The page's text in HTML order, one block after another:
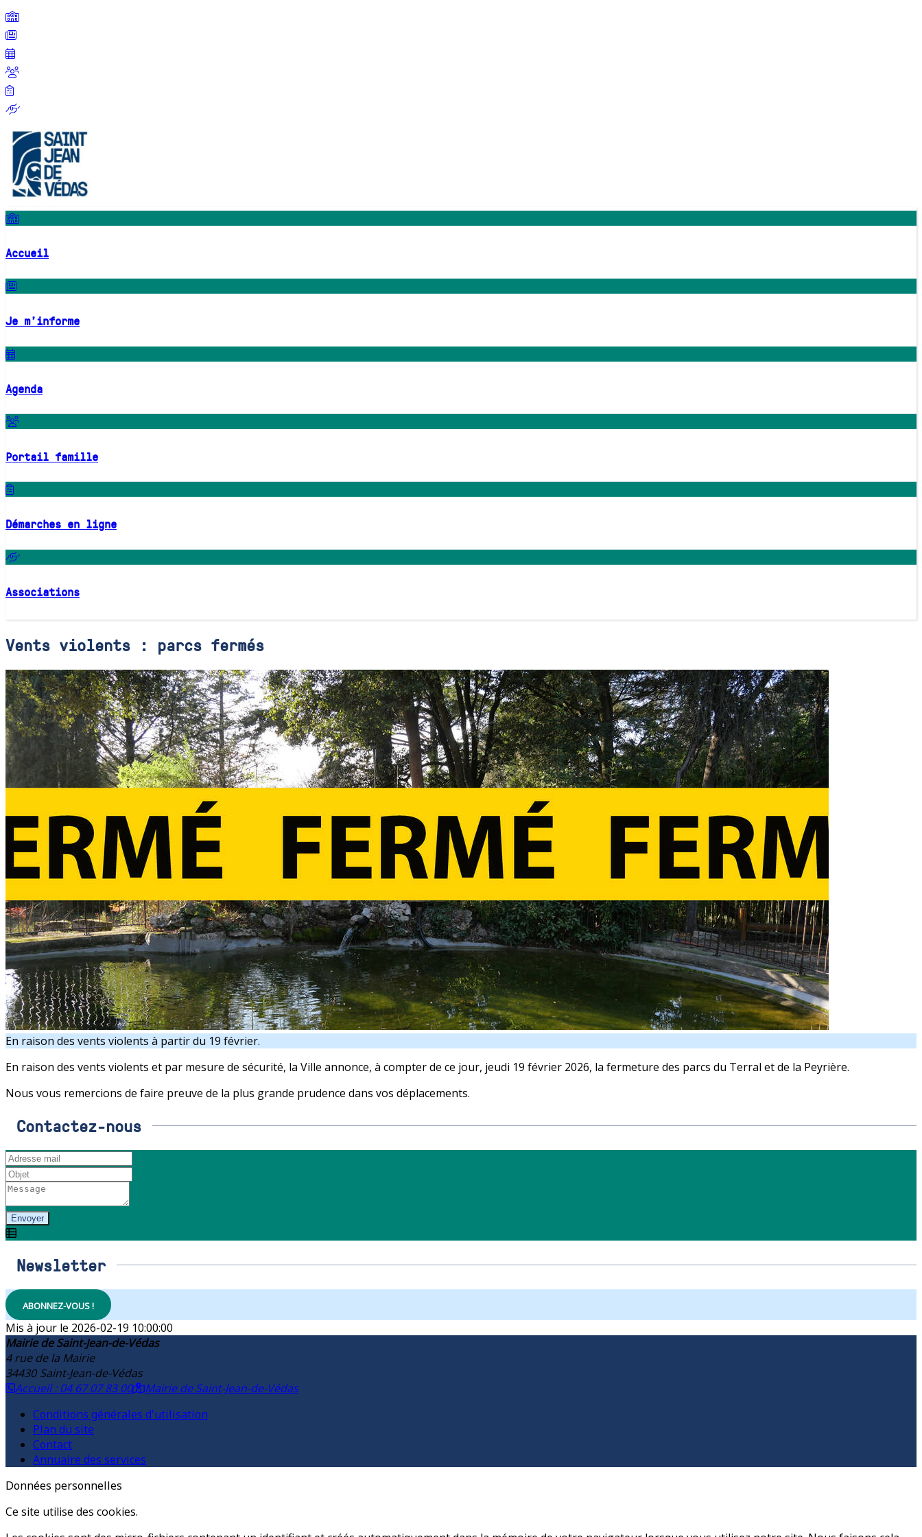
Accueil
Je m'informe
Agenda
Portail famille
Démarches en ligne
Associations
Vents violents : parcs fermés
En raison des vents violents à partir du 19 février.
En raison des vents violents et par mesure de sécurité, la Ville annonce, à compter de ce jour, jeudi 19 février 2026, la fermeture des parcs du Terral et de la Peyrière.
Nous vous remercions de faire preuve de la plus grande prudence dans vos déplacements.
Contactez-nous
Envoyer
Newsletter
ABONNEZ-VOUS !
2026-02-19 10:00:00
Mairie de Saint-Jean-de-Védas
4 rue de la Mairie
34430 Saint-Jean-de-Védas
Accueil : 04 67 07 83 00
Mairie de Saint-Jean-de-Védas
Conditions générales d'utilisation
Plan du site
Contact
Annuaire des services
Données personnelles
Ce site utilise des cookies.